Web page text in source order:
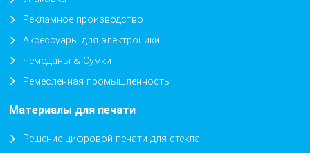
Рекламное производство
Аксессуары для электроники
Чемоданы & Сумки
Ремесленная промышленность
Материалы для печати
Решение цифровой печати для стекла